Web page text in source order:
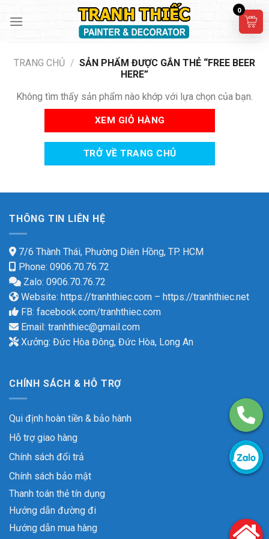
TRANG CHỦ / SẢN PHẨM ĐƯỢC GẮN THẺ “FREE BEER
HERE”
Không tìm thấy sản phẩm nào khớp với lựa chọn của bạn.
XEM GIỎ HÀNG
TRỞ VỀ TRANG CHỦ
THÔNG TIN LIÊN HỆ
7/6 Thành Thái, Phường Diên Hồng, TP. HCM
Phone: 0906.70.76.72
Zalo: 0906.70.76.72
Website: https://tranhthiec.com – https://tranhthiec.net
FB: facebook.com/tranhthiec.com
Email: tranhthiec@gmail.com
Xưởng: Đức Hòa Đông, Đức Hòa, Long An
CHÍNH SÁCH & HỖ TRỢ
Qui định hoàn tiền & bảo hành
Hỗ trợ giao hàng
Chính sách đổi trả
Chính sách bảo mật
Thanh toán thẻ tín dụng
Hướng dẫn đường đi
Hướng dẫn mua hàng
0